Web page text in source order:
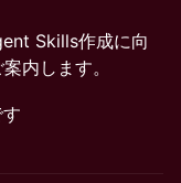
Skills作成に向
内します。